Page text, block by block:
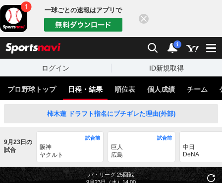
一球ごとの速報はアプリで
検索 通知
i
ログイン ID新規取得
プロ野球トップ 日程・結果 順位表 個人成績 チーム
柿木蓮 ドラフト指名にブチギレた理由(外部)
9月23日の
試合
試合前
阪神
ヤクルト
試合前
巨人
広島
中日
DeNA
パ・リーグ 25回戦